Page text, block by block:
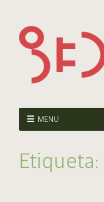
MENU
Etiqueta: